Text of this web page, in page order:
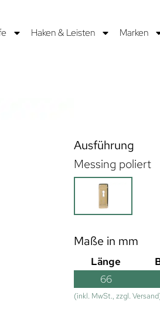
Haken & Leisten Marken
Ausführung
Messing poliert
Maße in mm
Länge
66
(inkl. MwSt., zzgl.